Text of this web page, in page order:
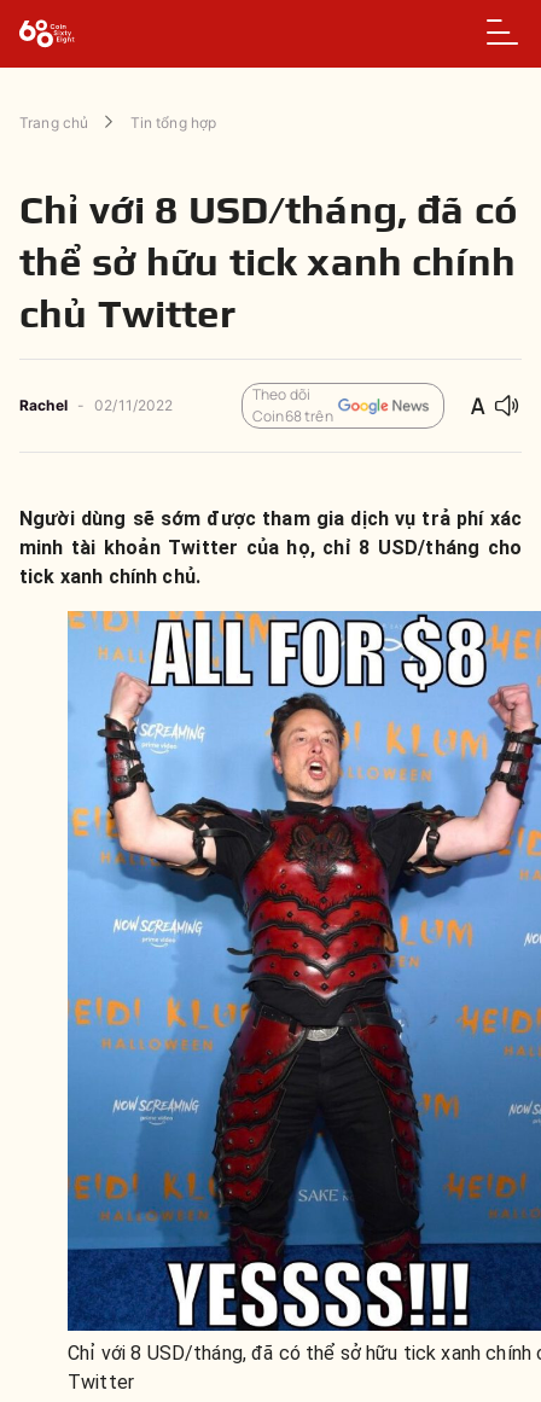
Trang chủ Tin tổng hợp
Chỉ với 8 USD/tháng, đã có
thể sở hữu tick xanh chính
chủ Twitter
Rachel - 02/11/2022
Theo dõi
Coin68 trên
Người dùng sẽ sớm được tham gia dịch vụ trả phí xác
minh tài khoản Twitter của họ, chỉ 8 USD/tháng cho
tick xanh chính chủ.
Chỉ với 8 USD/tháng, đã có thể sở hữu tick xanh chính
Twitter